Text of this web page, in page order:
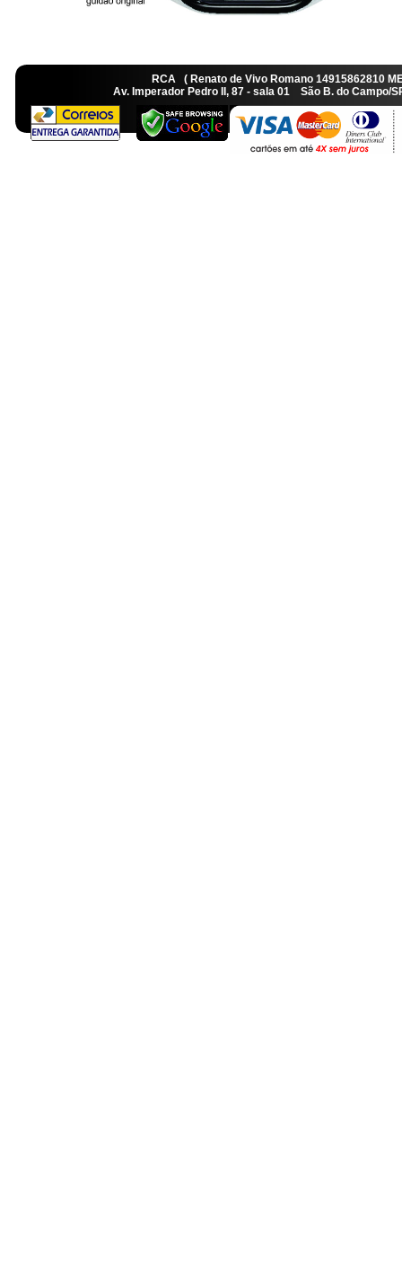
RCA ( Renato de Vivo Romano
Av. Imperador Pedro II, 87 - sala 01 São B. do